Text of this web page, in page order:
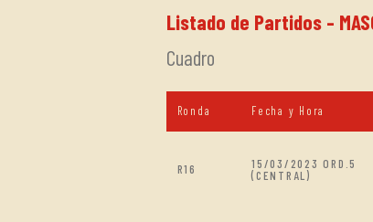
Listado de Partidos -
Cuadro
Ronda Fecha y Hora
R16
15/03/2023 ORD.5
(CENTRAL)